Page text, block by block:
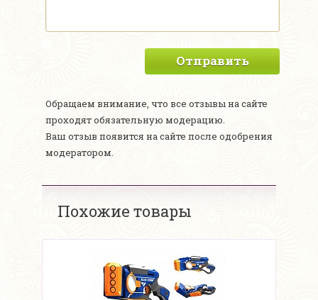
Отправить
Обращаем внимание, что все отзывы на сайте
проходят обязательную модерацию.
Ваш отзыв появится на сайте после одобрения
модератором.
Похожие товары